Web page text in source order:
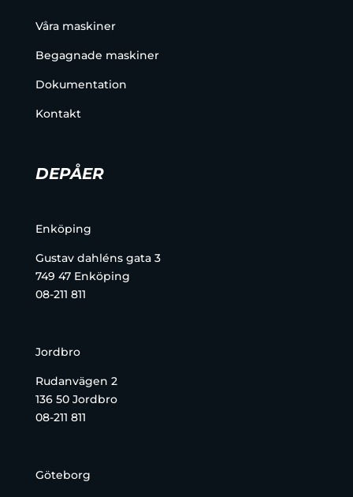
Våra maskiner
Begagnade maskiner
Dokumentation
Kontakt
DEPÅER
Enköping
Gustav dahléns gata 3
749 47 Enköping
08-211 811
Jordbro
Rudanvägen 2
136 50 Jordbro
08-211 811
Göteborg